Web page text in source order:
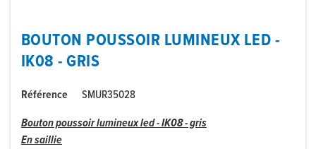
BOUTON POUSSOIR LUMINEUX LED -
IK08 - GRIS
Référence
SMUR35028
Bouton poussoir lumineux led - IK08 - gris
En saillie